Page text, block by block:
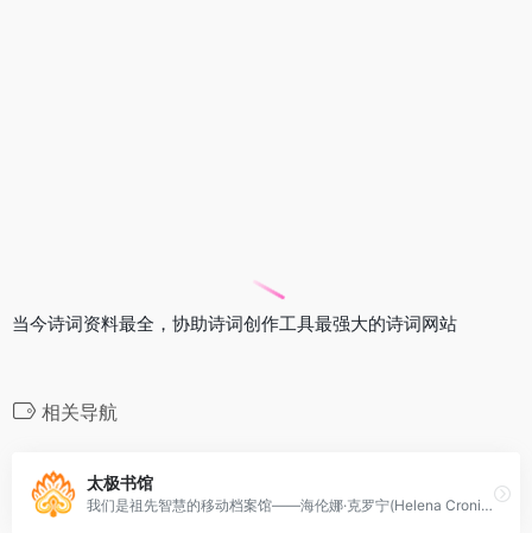
当今诗词资料最全，协助诗词创作工具最强大的诗词网站
相关导航
太极书馆
我们是祖先智慧的移动档案馆——海伦娜·克罗宁(Helena Cronin):《蚂蚁和孔雀》(The Ant and the Peacock)